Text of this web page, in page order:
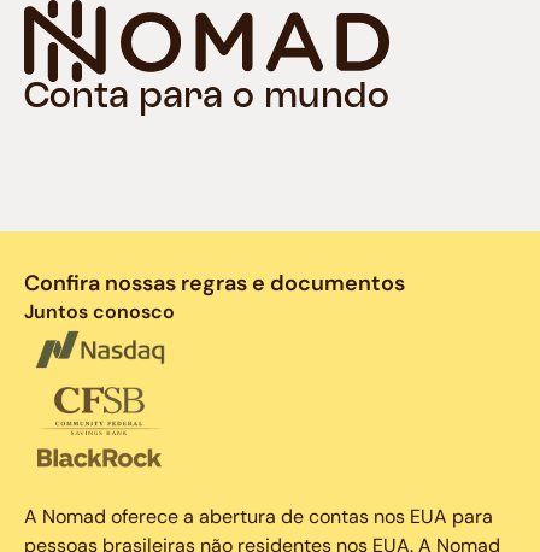
Conta para o mundo
Confira nossas regras e documentos
Juntos conosco
A Nomad oferece a abertura de contas nos EUA para
pessoas brasileiras não residentes nos EUA. A Nomad